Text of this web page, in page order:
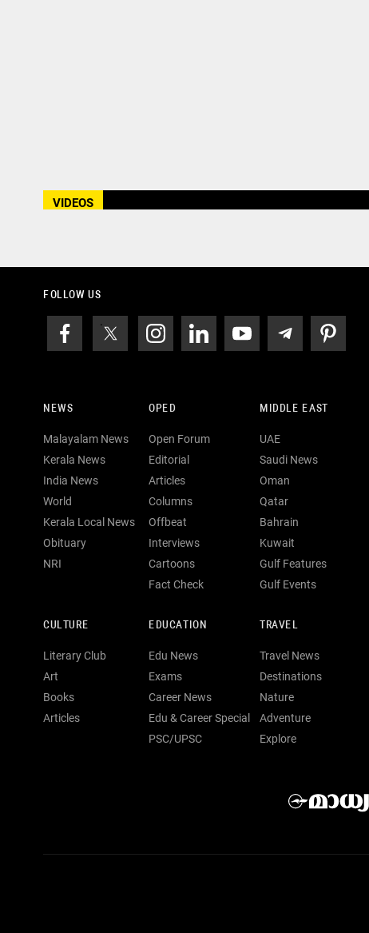
VIDEOS
FOLLOW US
NEWS
Malayalam News
Kerala News
India News
World
Kerala Local News
Obituary
NRI
OPED
Open Forum
Editorial
Articles
Columns
Offbeat
Interviews
Cartoons
Fact Check
MIDDLE EAST
UAE
Saudi News
Oman
Qatar
Bahrain
Kuwait
Gulf Features
Gulf Events
CULTURE
Literary Club
Art
Books
Articles
EDUCATION
Edu News
Exams
Career News
Edu & Career Special
PSC/UPSC
TRAVEL
Travel News
Destinations
Nature
Adventure
Explore